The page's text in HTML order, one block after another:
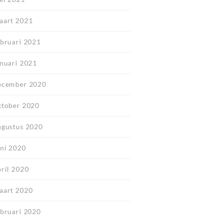
2021
2021
2021
2020
2020
2020
2020
2020
2020
2020